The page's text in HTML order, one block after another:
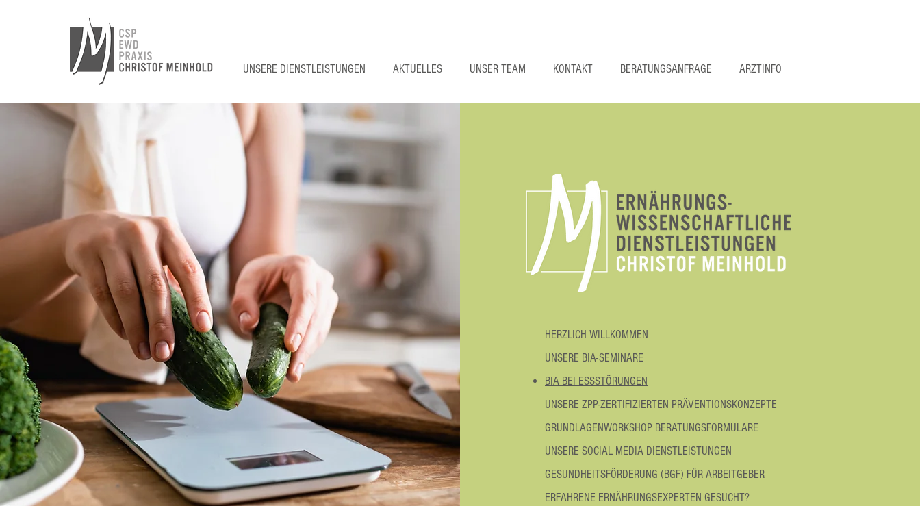
UNSERE DIENSTLEISTUNGEN AKTUELLES UNSER TEAM KONTAKT BERATUNGSANFRAGE ARZTINFO
HERZLICH WILLKOMMEN
UNSERE BIA-SEMINARE
BIA BEI ESSSTÖRUNGEN
UNSERE ZPP-ZERTIFIZIERTEN PRÄVENTIONSKONZEPTE
GRUNDLAGENWORKSHOP BERATUNGSFORMULARE
UNSERE SOCIAL MEDIA DIENSTLEISTUNGEN
GESUNDHEITSFÖRDERUNG (BGF) FÜR ARBEITGEBER
ERFAHRENE ERNÄHRUNGSEXPERTEN GESUCHT?